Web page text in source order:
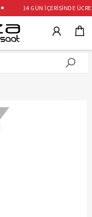
14 GÜN İÇERİSİNDE